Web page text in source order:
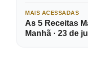
MAIS ACESSADAS
As 5 Receitas
Manhã · 23 de